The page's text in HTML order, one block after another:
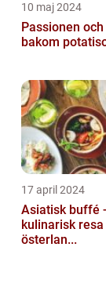
10 maj 2024
Passionen
bakom
17 april 2024
Asiatisk buffé
kulinarisk
österlan...